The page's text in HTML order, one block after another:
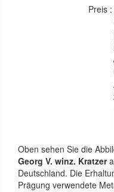
Preis :
Oben sehen Sie die
Georg V. winz. Kratzer
Deutschland. Die
Prägung verwendete